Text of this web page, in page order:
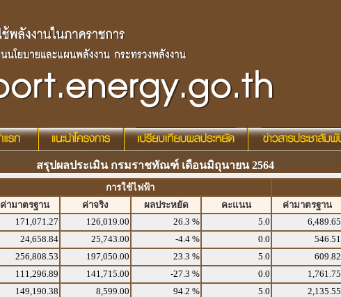
สรุปผลประเมิน กรมราชทัณฑ์ เดือนมิถุนายน 2564
การใช้ไฟฟ้า
ค่ามาตรฐาน
ค่าจริง ผลประหยัด คะแนน ค่ามาตรฐาน
171,071.27 126,019.00 26.3 % 5.0 6,489.65
24,658.84 25,743.00 -4.4 % 0.0 546.51
256,808.53 197,050.00 23.3 % 5.0 609.82
111,296.89 141,715.00 -27.3 % 0.0 1,761.75
149,190.38 8,599.00 94.2 % 5.0 2,135.55